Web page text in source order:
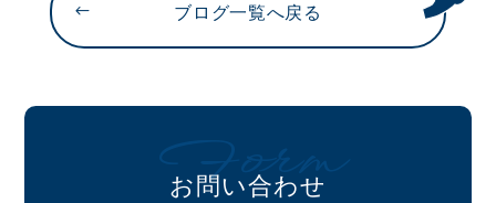
ブログ一覧へ戻る
お問い合わせ
Form